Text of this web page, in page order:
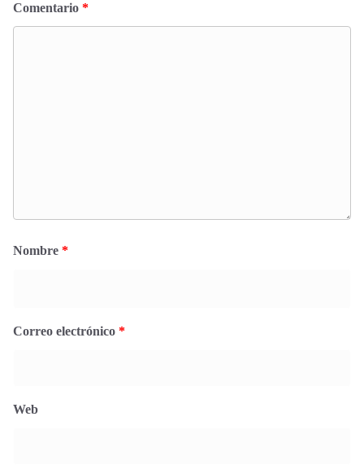
Comentario *
Nombre *
Correo electrónico *
Web